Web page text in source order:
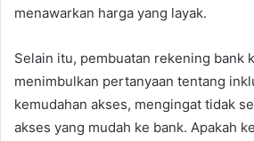
menawarkan harga yang layak.
Selain itu, pembuatan rekening bank
menimbulkan pertanyaan tentang
kemudahan akses, mengingat tidak
akses yang mudah ke bank. Apakah